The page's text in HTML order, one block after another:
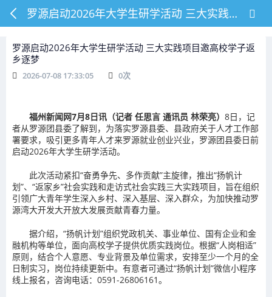
罗源启动2026年大学生研学活动 三大实践项目邀高校学子返乡逐梦
罗源启动2026年大学生研学活动 三大实践项目邀高校学子返
乡逐梦
2026-07-08 17:33:05 0次
福州新闻网7月8日讯（记者 任思言 通讯员 林荣亮） 8日，记
者从罗源团县委了解到，为落实罗源县委、县政府关于人才工作部
署要求，吸引更多青年人才来罗源就业创业兴业，罗源团县委日前
启动2026年大学生研学活动。
此次活动紧扣“奋勇争先、多作贡献”主旋律，推出“扬帆计
划”、“返家乡”社会实践和走访式社会实践三大实践项目，旨在组织
引领广大青年学生深入乡村、深入基层、深入群众，为加快推动罗
源湾大开发大开放大发展贡献青春力量。
据介绍，“扬帆计划”组织党政机关、事业单位、国有企业和金
融机构等单位，面向高校学子提供优质实践岗位。根据“人岗相适”
原则，结合个人意愿、专业背景及单位需求，安排至少一个月的全
日制实习，岗位持续更新中。有意者可通过“扬帆计划”微信小程序
线上报名，咨询电话：0591-26806161。